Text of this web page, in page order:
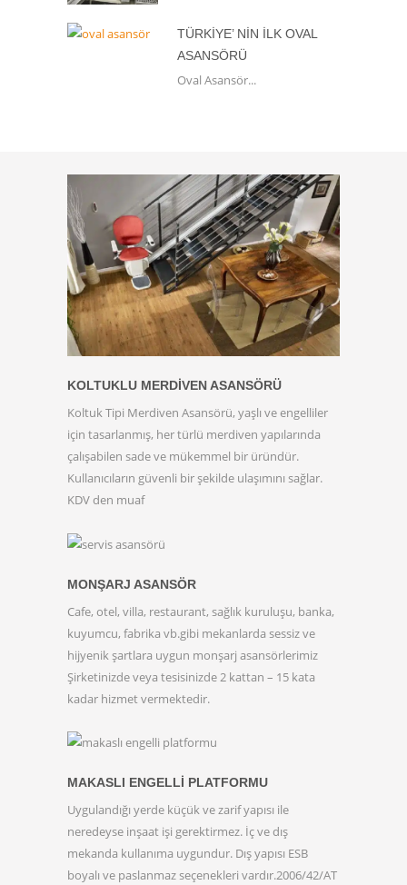
TÜRKIYE’ NIN İLK OVAL
ASANSÖRÜ
Oval Asansör...
KOLTUKLU MERDIVEN ASANSÖRÜ
Koltuk Tipi Merdiven Asansörü, yaşlı ve engelliler
için tasarlanmış, her türlü merdiven yapılarında
çalışabilen sade ve mükemmel bir üründür.
Kullanıcıların güvenli bir şekilde ulaşımını sağlar.
KDV den muaf
MONŞARJ ASANSÖR
Cafe, otel, villa, restaurant, sağlık kuruluşu, banka,
kuyumcu, fabrika vb.gibi mekanlarda sessiz ve
hijyenik şartlara uygun monşarj asansörlerimiz
Şirketinizde veya tesisinizde 2 kattan – 15 kata
kadar hizmet vermektedir.
MAKASLI ENGELLI PLATFORMU
Uygulandığı yerde küçük ve zarif yapısı ile
neredeyse inşaat işi gerektirmez. İç ve dış
mekanda kullanıma uygundur. Dış yapısı ESB
boyalı ve paslanmaz seçenekleri vardır.2006/42/AT